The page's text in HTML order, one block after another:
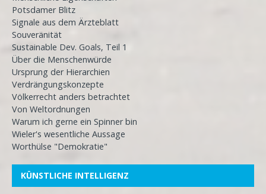
Potsdamer Blitz
Signale aus dem Ärzteblatt
Souveränität
Sustainable Dev. Goals, Teil 1
Über die Menschenwürde
Ursprung der Hierarchien
Verdrängungskonzepte
Völkerrecht anders betrachtet
Von Weltordnungen
Warum ich gerne ein Spinner bin
Wieler's wesentliche Aussage
Worthülse "Demokratie"
KÜNSTLICHE INTELLIGENZ